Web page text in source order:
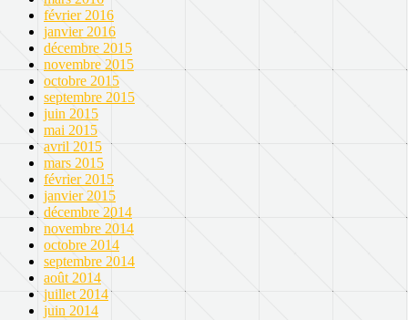
février 2016
janvier 2016
décembre 2015
novembre 2015
octobre 2015
septembre 2015
juin 2015
mai 2015
avril 2015
mars 2015
février 2015
janvier 2015
décembre 2014
novembre 2014
octobre 2014
septembre 2014
août 2014
juillet 2014
juin 2014